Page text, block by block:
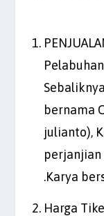
bernama
julianto),
perjanjian
.Karya
Harga